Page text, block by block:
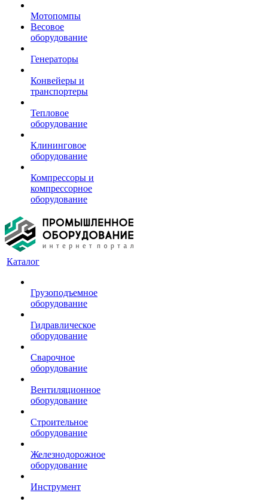
Мотопомпы
Весовое
оборудование
Генераторы
Конвейеры и
транспортеры
Тепловое
оборудование
Клининговое
оборудование
Компрессоры и
компрессорное
оборудование
Каталог
Грузоподъемное
оборудование
Гидравлическое
оборудование
Сварочное
оборудование
Вентиляционное
оборудование
Строительное
оборудование
Железнодорожное
оборудование
Инструмент